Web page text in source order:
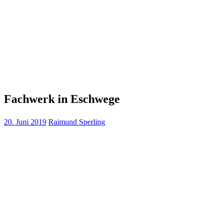
Fachwerk in Eschwege
20. Juni 2019 Raimund Sperling